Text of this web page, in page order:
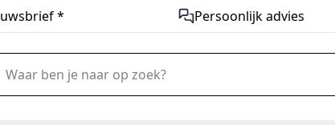
* Persoonlijk advies
ben je naar op zoek?